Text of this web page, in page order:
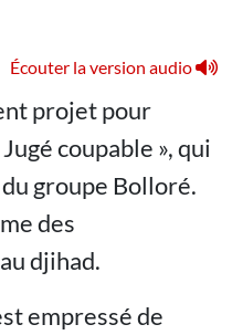
Écouter la version audio
projet pour
coupable », qui
groupe Bolloré.
des
djihad.
empressé de